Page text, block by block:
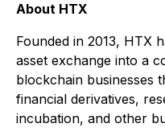
About HTX
Founded in 2013, HTX
asset exchange into a
blockchain businesses
financial derivatives,
incubation, and other